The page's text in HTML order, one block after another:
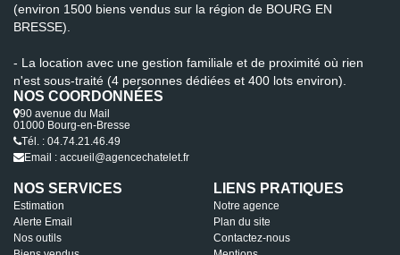
(environ 1500 biens vendus sur la région de BOURG EN
BRESSE).
- La location avec une gestion familiale et de proximité où rien
n'est sous-traité (4 personnes dédiées et 400 lots environ).
NOS COORDONNÉES
90 avenue du Mail
01000 Bourg-en-Bresse
Tél. : 04.74.21.46.49
Email : accueil@agencechatelet.fr
NOS SERVICES
Estimation
Alerte Email
Nos outils
LIENS PRATIQUES
Notre agence
Plan du site
Contactez-nous